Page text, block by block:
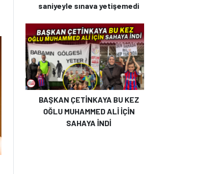
saniyeyle sınava yetişemedi
BAŞKAN ÇETİNKAYA BU KEZ
OĞLU MUHAMMED ALİ İÇİN
SAHAYA İNDİ